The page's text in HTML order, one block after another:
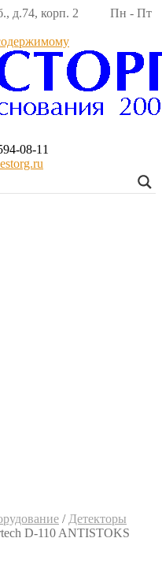
д.74, корп. 2 Пн - Пт
08-11
/ Детекторы
D-110 ANTISTOKS